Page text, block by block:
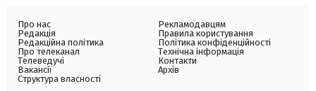
Про нас
Редакція
Редакційна політика
Про телеканал
Телеведучі
Вакансії
Структура власності
Рекламодавцям
Правила користування
Політика конфіденційності
Технічна інформація
Контакти
Архів